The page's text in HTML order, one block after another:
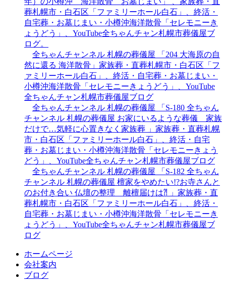
葬札幌市・白石区「ファミリーホール白石」、終活・
自宅葬・お墓じまい・小樽沖海洋散骨「セレモニーき
ょうどう」、YouTube全ちゃんチャン札幌市葬儀屋ブ
ログ。
全ちゃんチャンネル 札幌の葬儀屋 「204 大海原の自
然に還る 海洋散骨」家族葬・直葬札幌市・白石区「フ
ァミリーホール白石」、終活・自宅葬・お墓じまい・
小樽沖海洋散骨「セレモニーきょうどう」、YouTube
全ちゃんチャン札幌市葬儀屋ブログ
全ちゃんチャンネル 札幌の葬儀屋 「S-180 全ちゃん
チャンネル 札幌の葬儀屋 お家にいるような葬儀 家族
だけで…気軽に心置きなく家族葬 」家族葬・直葬札幌
市・白石区「ファミリーホール白石」、終活・自宅
葬・お墓じまい・小樽沖海洋散骨「セレモニーきょう
どう」、YouTube全ちゃんチャン札幌市葬儀屋ブログ
全ちゃんチャンネル 札幌の葬儀屋 「S-182 全ちゃん
チャンネル 札幌の葬儀屋 檀家をやめたい!?お寺さんと
のお付き合い 仏壇の整理 離檀届けは⁈ 」家族葬・直
葬札幌市・白石区「ファミリーホール白石」、終活・
自宅葬・お墓じまい・小樽沖海洋散骨「セレモニーき
ょうどう」、YouTube全ちゃんチャン札幌市葬儀屋ブ
ログ
ホームページ
会社案内
ブログ